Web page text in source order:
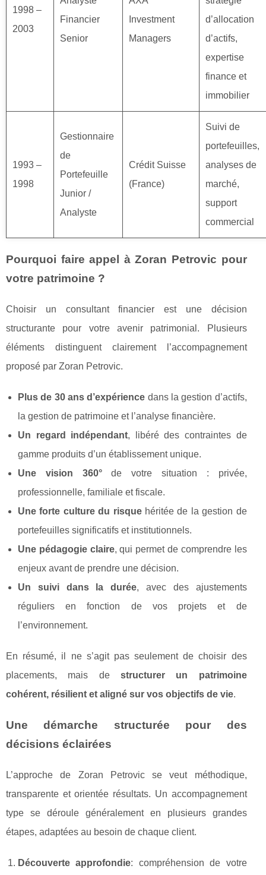
1998 –
2003
Financier
Senior
Investment
Managers
d’allocation
d’actifs,
expertise
finance et
immobilier
1993 –
1998
Gestionnaire
de
Portefeuille
Junior /
Analyste
Crédit Suisse
(France)
Suivi de
portefeuilles,
analyses de
marché,
support
commercial
Pourquoi faire appel à Zoran Petrovic pour
votre patrimoine ?
Choisir un consultant financier est une décision
structurante pour votre avenir patrimonial. Plusieurs
éléments distinguent clairement l’accompagnement
proposé par Zoran Petrovic.
Plus de 30 ans d’expérience dans la gestion d’actifs,
la gestion de patrimoine et l’analyse financière.
Un regard indépendant, libéré des contraintes de
gamme produits d’un établissement unique.
Une vision 360°de votre situation : privée,
professionnelle, familiale et fiscale.
Une forte culture du risquehéritée de la gestion de
portefeuilles significatifs et institutionnels.
Une pédagogie claire, qui permet de comprendre les
enjeux avant de prendre une décision.
Un suivi dans la durée, avec des ajustements
réguliers en fonction de vos projets et de
l’environnement.
En résumé, il ne s’agit pas seulement de choisir des
placements, mais de structurer un patrimoine
cohérent, résilient et aligné sur vos objectifs de vie.
Une démarche structurée pour des
décisions éclairées
L’approche de Zoran Petrovic se veut méthodique,
transparente et orientée résultats. Un accompagnement
type se déroule généralement en plusieurs grandes
étapes, adaptées au besoin de chaque client.
Découverte approfondie: compréhension de votre